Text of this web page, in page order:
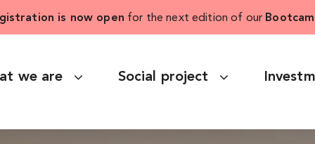
is now open for the next edition of our
we are Social project